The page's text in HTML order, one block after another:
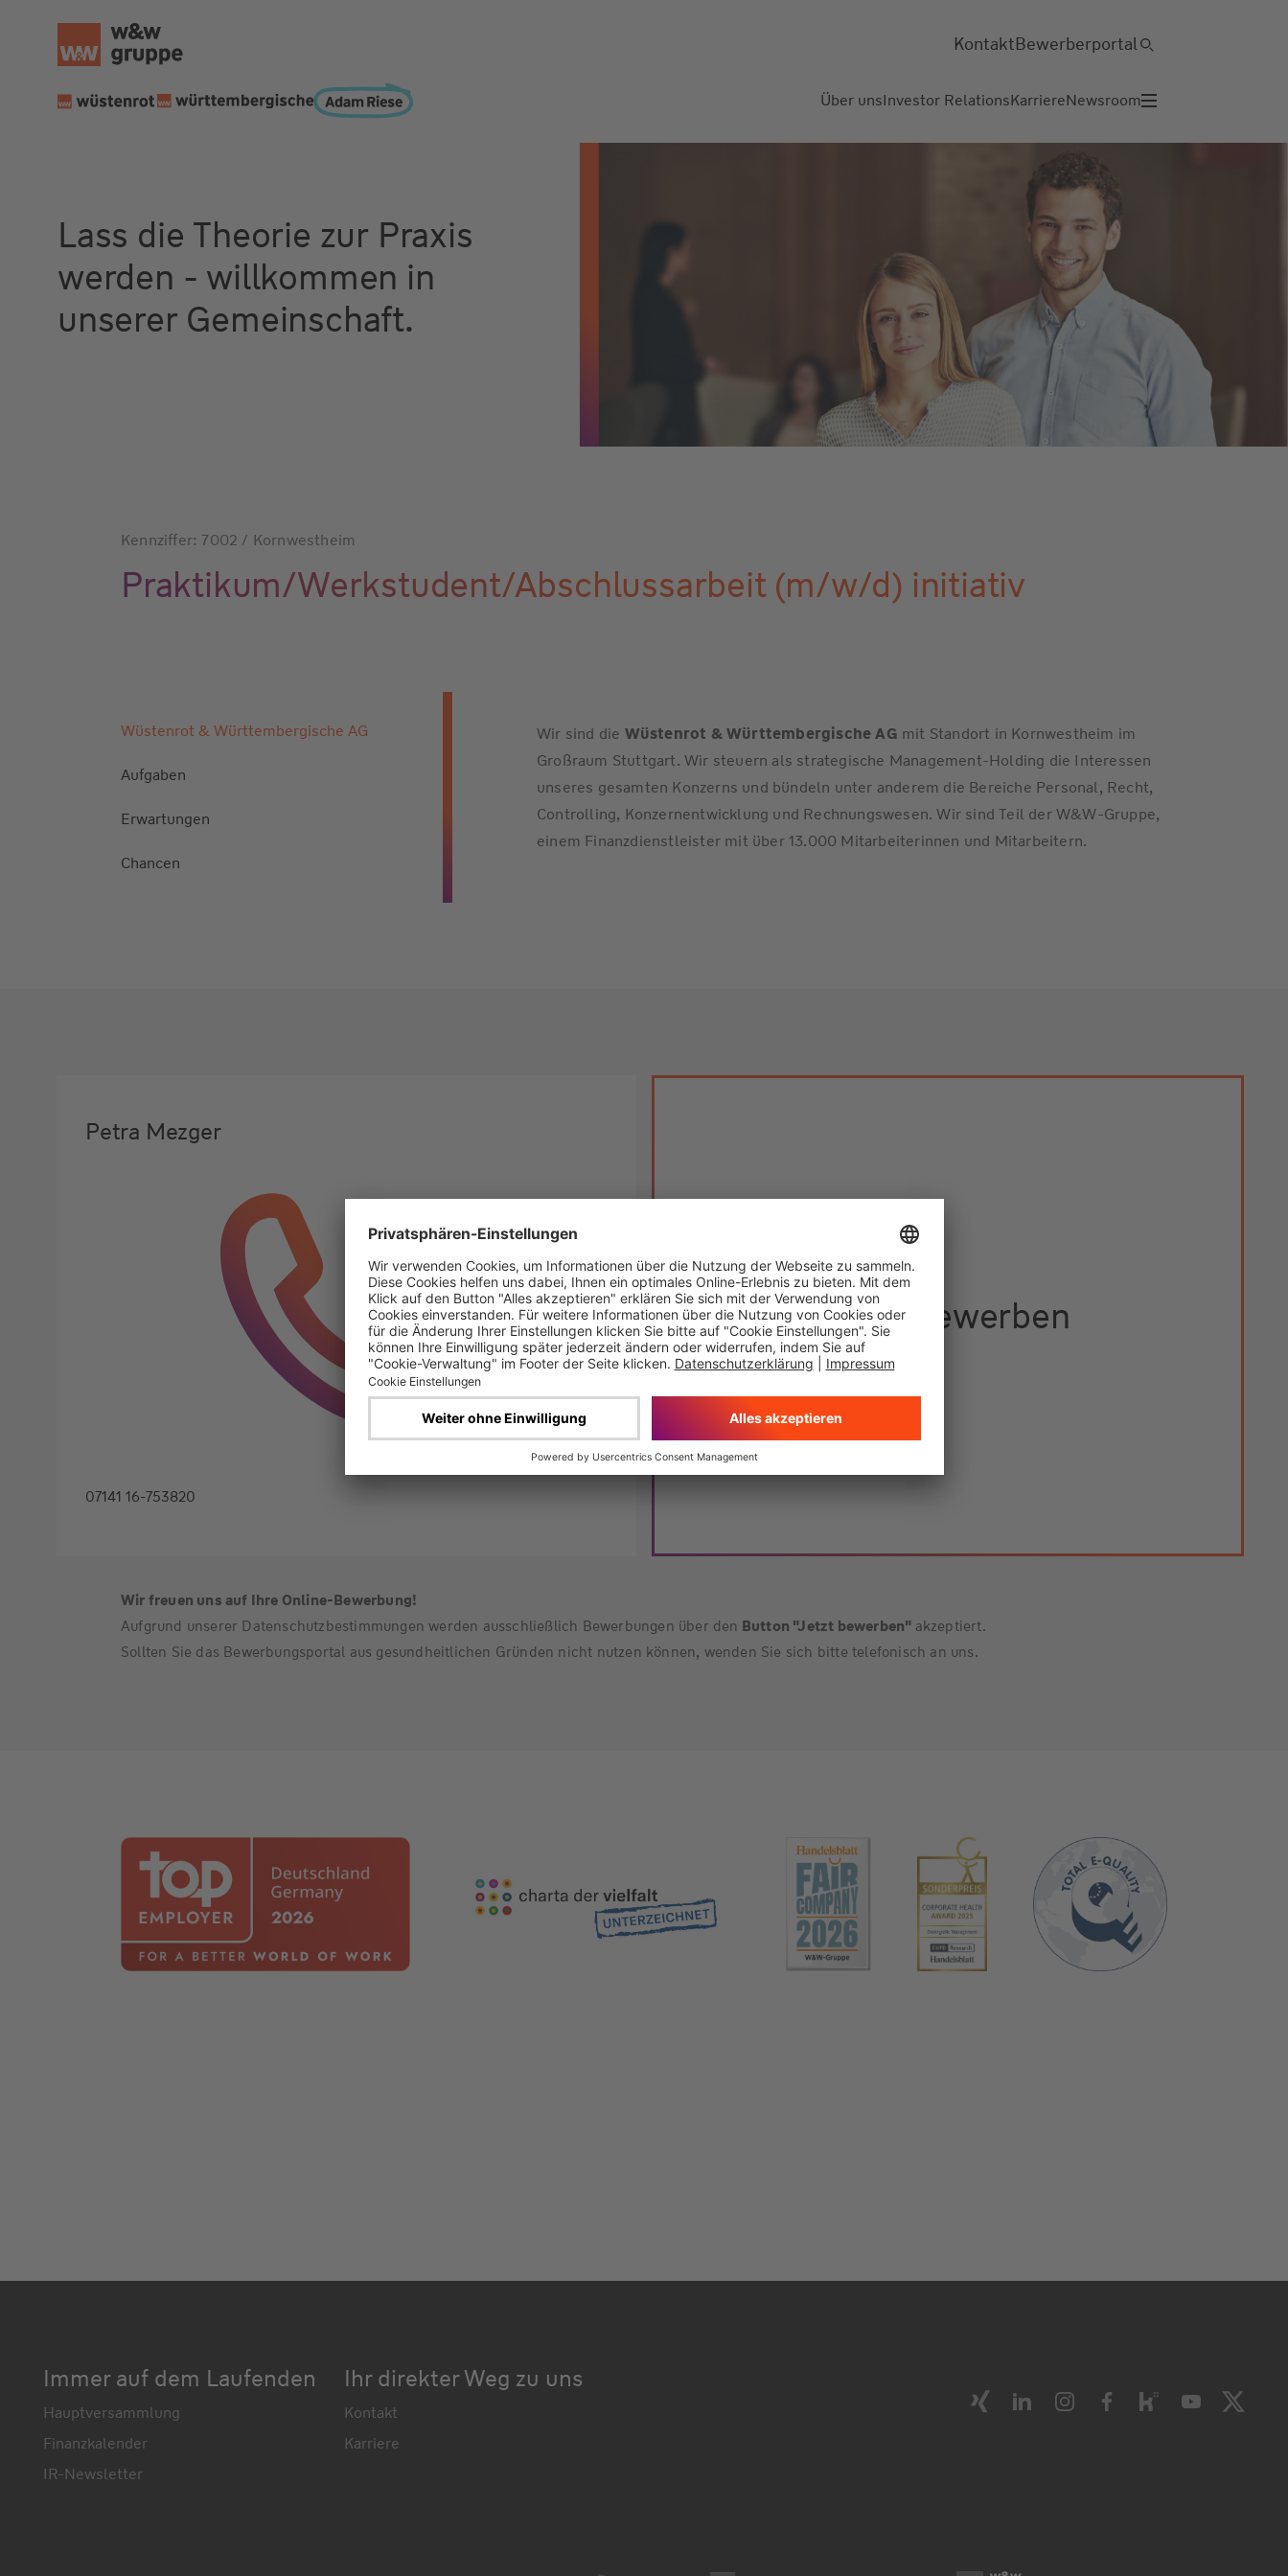
Über unsInvestor RelationsKarriereNewsroom
KontaktBewerberportal
Lass die Theorie zur Praxis
werden - willkommen in
unserer Gemeinschaft.
Kennziffer: 7002 / Kornwestheim
Praktikum/Werkstudent/Abschlussarbeit (m/w/d) initiativ
Wüstenrot & Württembergische AG Wir sind die Wüstenrot & Württembergische AG mit Standort in Kornwestheim im
Großraum Stuttgart. Wir steuern als strategische Management-Holding die Interessen
unseres gesamten Konzerns und bündeln unter anderem die Bereiche Personal, Recht,
Controlling, Konzernentwicklung und Rechnungswesen. Wir sind Teil der W&W-Gruppe,
einem Finanzdienstleister mit über 13.000 Mitarbeiterinnen und Mitarbeitern.
Aufgaben
Erwartungen
Chancen
Petra Mezger
07141 16-753820
Jetzt bewerben
Wir freuen uns auf Ihre Online-Bewerbung!
Aufgrund unserer Datenschutzbestimmungen werden ausschließlich Bewerbungen über den Button "Jetzt bewerben" akzeptiert.
Sollten Sie das Bewerbungsportal aus gesundheitlichen Gründen nicht nutzen können, wenden Sie sich bitte telefonisch an uns.
Immer auf dem Laufenden
Hauptversammlung
Finanzkalender
IR-Newsletter
Ihr direkter Weg zu uns
Kontakt
Karriere